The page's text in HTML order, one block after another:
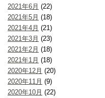
2021年6月 (22)
2021年5月 (18)
2021年4月 (21)
2021年3月 (23)
2021年2月 (18)
2021年1月 (18)
2020年12月 (20)
2020年11月 (9)
2020年10月 (22)